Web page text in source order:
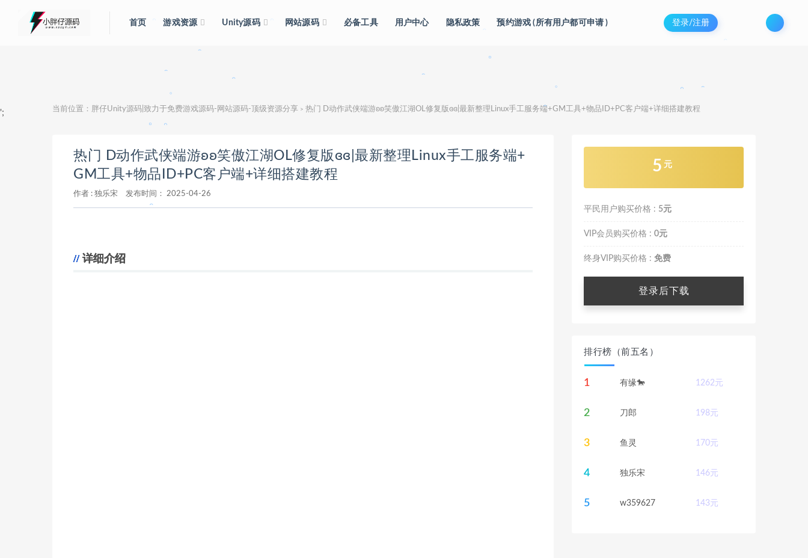
首页 游戏资源 Unity源码 网站源码 必备工具 用户中心 隐私政策 预约游戏 (所有用户都可申请 ) 登录/注册
'; 当前位置： 胖仔Unity源码|致力于免费游戏源码-网站源码-顶级资源分享 > 热门 D动作武侠端游ʚʚ笑傲江湖OL修复版ɞɞ|最新整理Linux手工服务端+GM工具+物品ID+PC客户端+详细搭建教程
热门 D动作武侠端游ʚʚ笑傲江湖OL修复版ɞɞ|最新整理Linux手工服务端+
GM工具+物品ID+PC客户端+详细搭建教程
作者 : 独乐宋 发布时间： 2025-04-26
详细介绍
5 元
平民用户购买价格 : 5元
VIP会员购买价格 : 0元
终身VIP购买价格 : 免费
登录后下载
排行榜（前五名）
1 有缘🐎 1262元
2 刀郎 198元
3 鱼灵 170元
4 独乐宋 146元
5 w359627 143元
。
。
。
。
。